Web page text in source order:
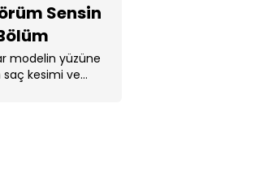
Bölüm
Sensin
modelin yüzüne
saç kesimi ve